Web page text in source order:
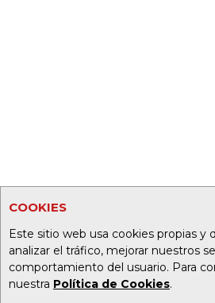
COOKIES
Este sitio web usa cookies propias y
analizar el tráfico, mejorar nuestros
comportamiento del usuario. Para
nuestra Política de Cookies.